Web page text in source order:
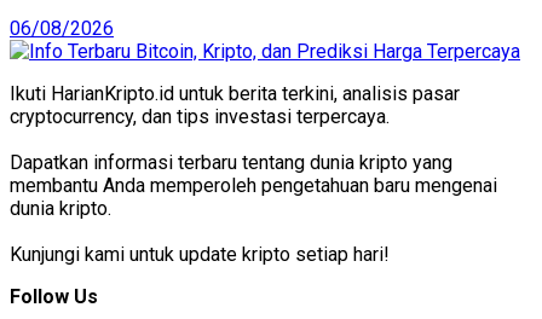
06/08/2026
Ikuti HarianKripto.id untuk berita terkini, analisis pasar
cryptocurrency, dan tips investasi terpercaya.
Dapatkan informasi terbaru tentang dunia kripto yang
membantu Anda memperoleh pengetahuan baru mengenai
dunia kripto.
Kunjungi kami untuk update kripto setiap hari!
Follow Us